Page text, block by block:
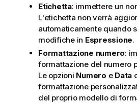
Etichetta: immettere un
L'etichetta non verrà
automaticamente quando
modifiche in Espressione.
Formattazione numero:
formattazione del numero
Le opzioni Numero e Data
formattazione
del proprio modello di